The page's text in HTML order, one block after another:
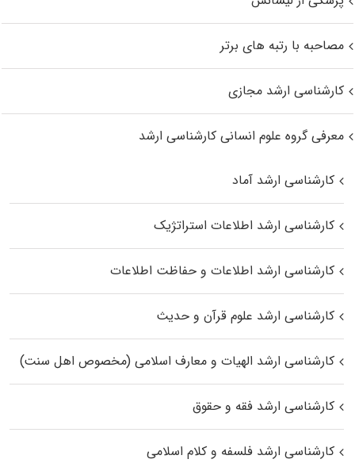
مصاحبه با رتبه های برتر
کارشناسی ارشد مجازی
معرفی گروه علوم انسانی کارشناسی ارشد
کارشناسی ارشد آماد
کارشناسی ارشد اطلاعات استراتژیک
کارشناسی ارشد اطلاعات و حفاظت اطلاعات
کارشناسی ارشد علوم قرآن و حدیث
کارشناسی ارشد الهیات و معارف اسلامی (مخصوص اهل سنت)
کارشناسی ارشد فقه و حقوق
کارشناسی ارشد فلسفه و کلام اسلامی